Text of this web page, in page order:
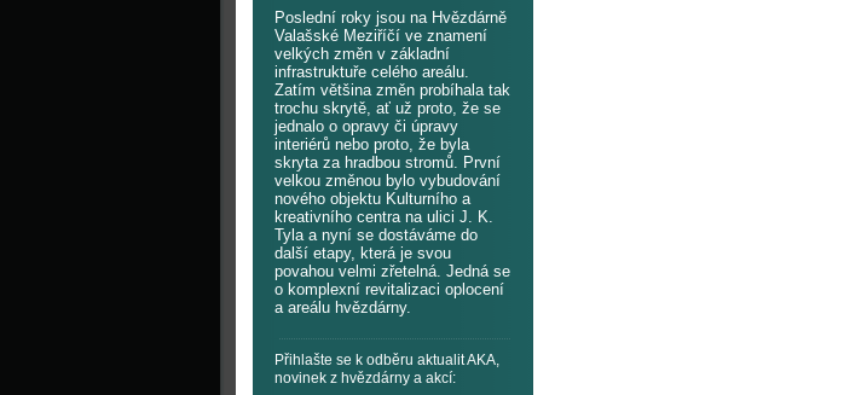
Poslední roky jsou na Hvězdárně
Valašské Meziříčí ve znamení
velkých změn v základní
infrastruktuře celého areálu.
Zatím většina změn probíhala tak
trochu skrytě, ať už proto, že se
jednalo o opravy či úpravy
interiérů nebo proto, že byla
skryta za hradbou stromů. První
velkou změnou bylo vybudování
nového objektu Kulturního a
kreativního centra na ulici J. K.
Tyla a nyní se dostáváme do
další etapy, která je svou
povahou velmi zřetelná. Jedná se
o komplexní revitalizaci oplocení
a areálu hvězdárny.
Přihlašte se k odběru aktualit AKA,
novinek z hvězdárny a akcí: